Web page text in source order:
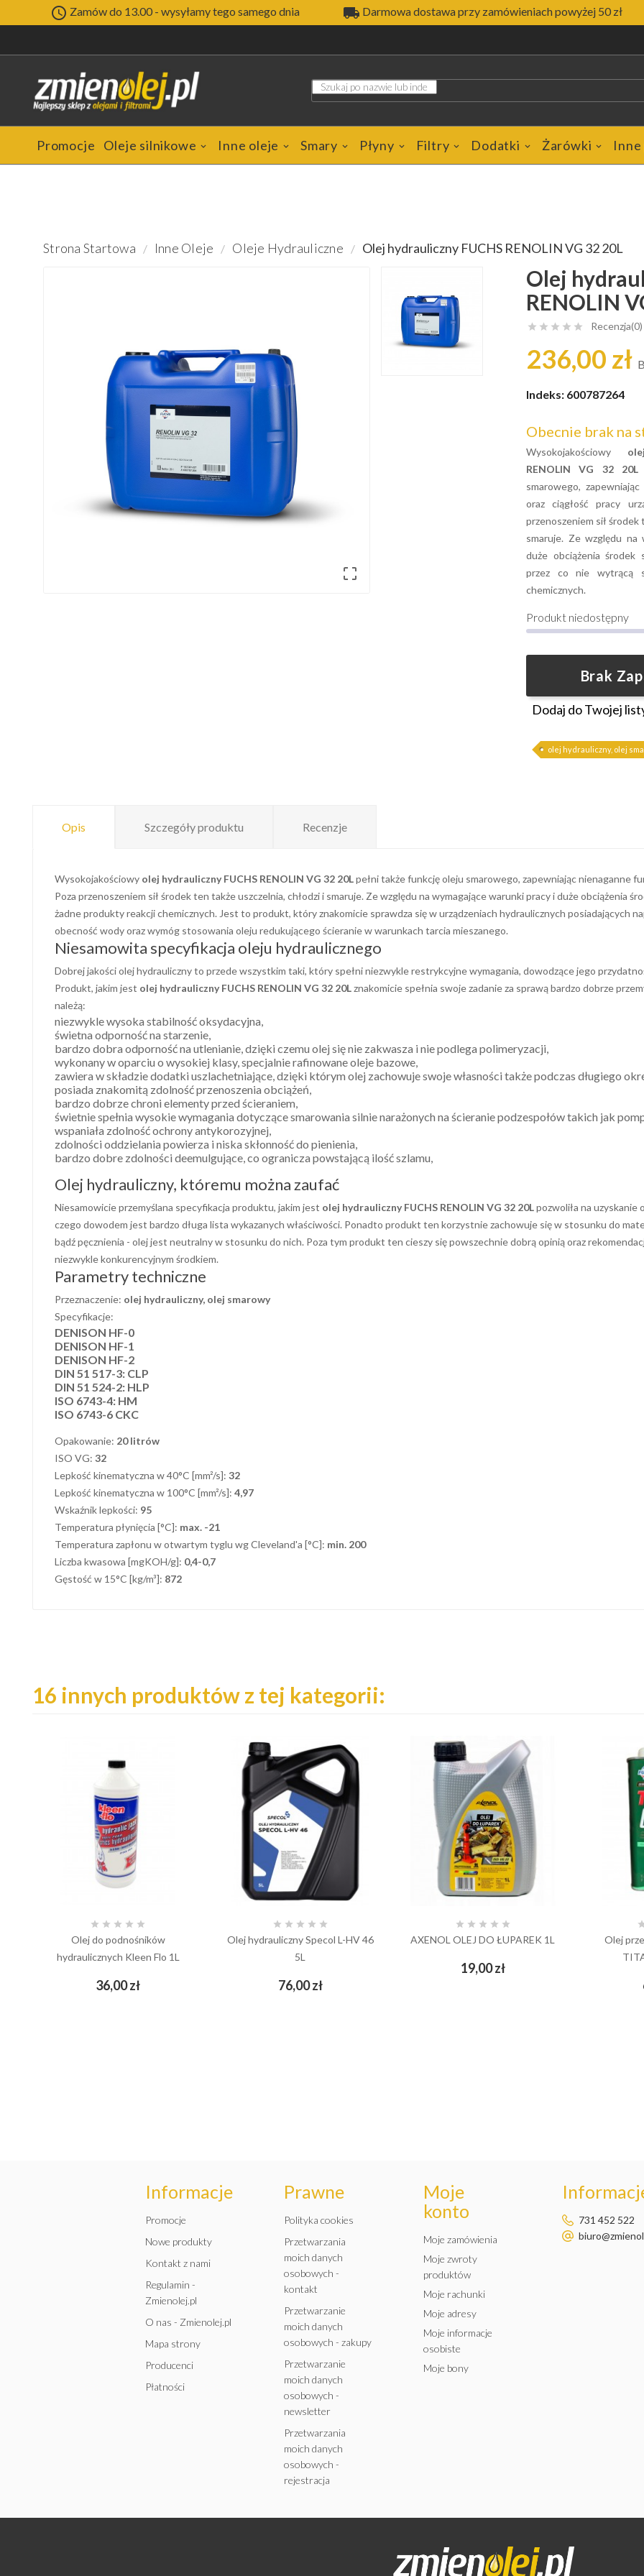
 Zamów do 13.00 - wysyłamy tego samego dnia  Darmowa dostawa przy zamówieniach powyżej 50 zł
Promocje Oleje silnikowe Inne oleje Smary Płyny Filtry Dodatki Żarówki
Strona Startowa Inne Oleje Oleje Hydrauliczne Olej hydrauliczny FUCHS RENOLIN VG 32 20L

Olej
RENOLIN
     Recenzja(0)
236,00 zł
Indeks: 600787264
Obecnie brak na
Wysokojakościowy
RENOLIN VG 32 20L
smarowego,
oraz ciągłość pracy
przenoszeniem sił środek
smaruje. Ze względu na
duże obciążenia środek
przez co nie wytrącą
chemicznych.
Produkt niedostępny
Brak
Dodaj do Twojej
olej hydrauliczny, olej
Opis Szczegóły produktu Recenzje
Wysokojakościowy olej hydrauliczny FUCHS RENOLIN VG 32 20Lpełni także funkcję oleju smarowego, zapewniając nienaganne
Poza przenoszeniem sił środek ten także uszczelnia, chłodzi i smaruje. Ze względu na wymagające warunki pracy i duże obciążenia
żadne produkty reakcji chemicznych. Jest to produkt, który znakomicie sprawdza się w urządzeniach hydraulicznych posiadających
obecność wody oraz wymóg stosowania oleju redukującego ścieranie w warunkach tarcia mieszanego.
Niesamowita specyfikacja oleju hydraulicznego
Dobrej jakości olej hydrauliczny to przede wszystkim taki, który spełni niezwykle restrykcyjne wymagania, dowodzące jego
Produkt, jakim jest olej hydrauliczny FUCHS RENOLIN VG 32 20Lznakomicie spełnia swoje zadanie za sprawą bardzo dobrze
należą:
niezwykle wysoka stabilność oksydacyjna,
świetna odporność na starzenie,
bardzo dobra odporność na utlenianie, dzięki czemu olej się nie zakwasza i nie podlega polimeryzacji,
wykonany w oparciu o wysokiej klasy, specjalnie rafinowane oleje bazowe,
zawiera w składzie dodatki uszlachetniające, dzięki którym olej zachowuje swoje własności także podczas długiego
posiada znakomitą zdolność przenoszenia obciążeń,
bardzo dobrze chroni elementy przed ścieraniem,
świetnie spełnia wysokie wymagania dotyczące smarowania silnie narażonych na ścieranie podzespołów takich jak
wspaniała zdolność ochrony antykorozyjnej,
zdolności oddzielania powierza i niska skłonność do pienienia,
bardzo dobre zdolności deemulgujące, co ogranicza powstającą ilość szlamu,
Olej hydrauliczny, któremu można zaufać
Niesamowicie przemyślana specyfikacja produktu, jakim jest olej hydrauliczny FUCHS RENOLIN VG 32 20Lpozwoliła na uzyskanie
czego dowodem jest bardzo długa lista wykazanych właściwości. Ponadto produkt ten korzystnie zachowuje się w stosunku do
bądź pęcznienia - olej jest neutralny w stosunku do nich. Poza tym produkt ten cieszy się powszechnie dobrą opinią oraz
niezwykle konkurencyjnym środkiem.
Parametry techniczne
Przeznaczenie: olej hydrauliczny, olej smarowy
Specyfikacje:
DENISON HF-0
DENISON HF-1
DENISON HF-2
DIN 51 517-3: CLP
DIN 51 524-2: HLP
ISO 6743-4: HM
ISO 6743-6 CKC
Opakowanie: 20 litrów
ISO VG: 32
Lepkość kinematyczna w 40°C [mm²/s]: 32
Lepkość kinematyczna w 100°C [mm²/s]: 4,97
Wskaźnik lepkości: 95
Temperatura płynięcia [°C]: max. -21
Temperatura zapłonu w otwartym tyglu wg Cleveland'a [°C]: min. 200
Liczba kwasowa [mgKOH/g]: 0,4-0,7
Gęstość w 15°C [kg/m³]: 872
16 innych produktów z tej kategorii:
    
Olej do podnośników
hydraulicznych Kleen Flo 1L
36,00 złCena
add_shopping_cart
    
Olej hydrauliczny Specol L-HV 46
5L
76,00 złCena
add_shopping_cart
    
AXENOL OLEJ DO ŁUPAREK 1L
19,00 złCena
add_shopping_cart
Olej
OLEJ HYDRAULICZNY FUCHS
RENOLIN VG 32 20L
Informacje
Promocje
Nowe produkty
Kontakt z nami
Regulamin -
Zmienolej.pl
O nas - Zmienolej.pl
Mapa strony
Producenci
Płatności
Prawne
Polityka cookies
Przetwarzania
moich danych
osobowych -
kontakt
Przetwarzanie
moich danych
osobowych - zakupy
Przetwarzanie
moich danych
osobowych -
newsletter
Przetwarzania
moich danych
osobowych -
rejestracja
Moje
konto
Moje zamówienia
Moje zwroty
produktów
Moje rachunki
Moje adresy
Moje informacje
osobiste
Moje bony
731 452 522